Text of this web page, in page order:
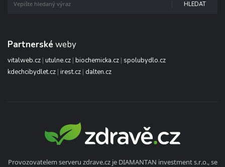
HLEDAT
Partnerské weby
vitalweb.cz | utulne.cz | biochemicka.cz | spolubydlo.cz
kdechcibydlet.cz | irest.cz | dalten.cz
Provozovatelem serveru zdrave.cz je DIAMANTAN investment s.r.o., se